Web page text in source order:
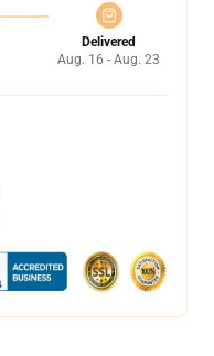
Delivered
Aug. 16 - Aug. 23